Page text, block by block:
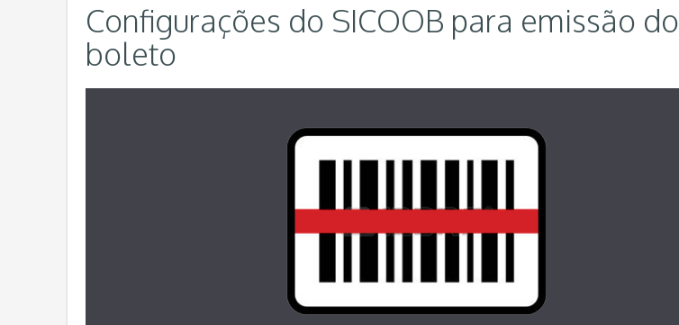
Configurações do SICOOB para emissão do
boleto